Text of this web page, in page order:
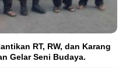
RT, RW, dan Karang
Gelar Seni Budaya.